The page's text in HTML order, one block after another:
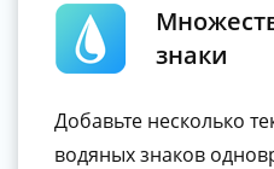
знаки
Добавьте несколько
водяных знаков